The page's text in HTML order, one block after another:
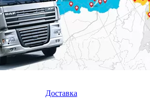
Доставка